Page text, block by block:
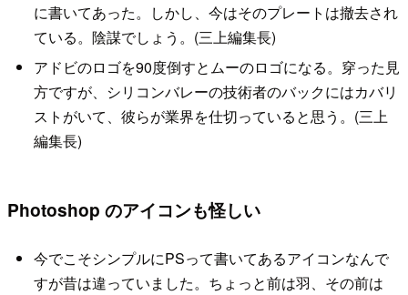
に書いてあった。しかし、今はそのプレートは撤去され
ている。陰謀でしょう。(三上編集長)
アドビのロゴを90度倒すとムーのロゴになる。穿った見
方ですが、シリコンバレーの技術者のバックにはカバリ
ストがいて、彼らが業界を仕切っていると思う。(三上
編集長)
Photoshop のアイコンも怪しい
今でこそシンプルにPSって書いてあるアイコンなんで
すが昔は違っていました。ちょっと前は羽、その前は